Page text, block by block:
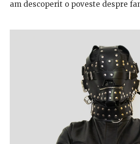
am descoperit o poveste despre